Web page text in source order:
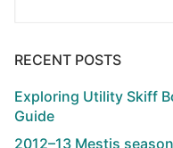
RECENT POSTS
Exploring Utility Skiff
Guide
2012–13 Mestis season